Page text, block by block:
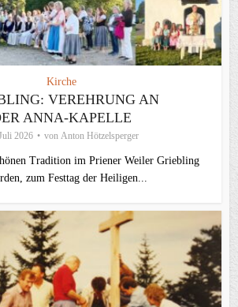
Kirche
VEREHRUNG AN
ANNA-KAPELLE
2026 von Anton Hötzelsperger
Tradition im Priener Weiler Griebling
zum Festtag der Heiligen...